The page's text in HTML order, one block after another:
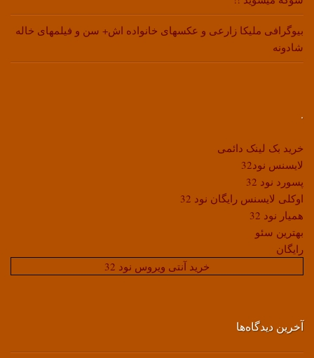
بیوگرافی ملیکا زارعی و عکسهای خانواده اش+ سن و فیلمهای خاله
شادونه
.
خرید بک لینک دائمی
لایسنس نود32
پسورد نود 32
اوکلی لایسنس رایگان نود 32
همیار نود 32
بهترین سئو
رایگان
خرید آنتی ویروس نود 32
آخرین دیدگاه‌ها